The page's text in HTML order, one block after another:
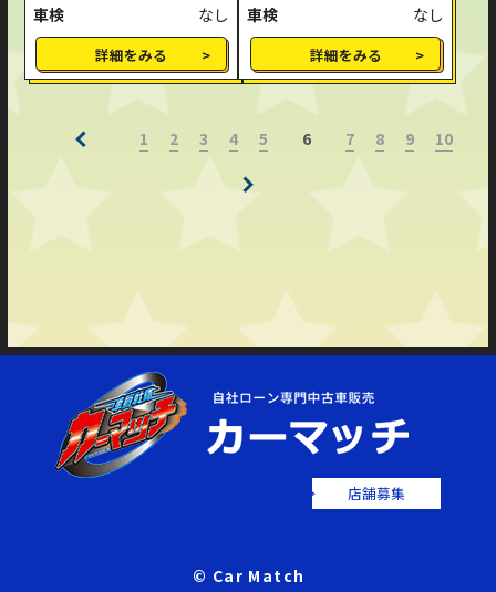
車検
なし
詳細をみる
車検
なし
詳細をみる
1 2 3 4 5 6 7 8 9 10
店舗募集
© Car Match